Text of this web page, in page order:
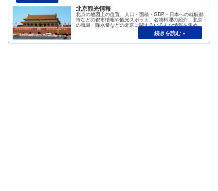
北京観光情報
北京の地図上の位置、人口・面積・GDP・日本への就航都
市などの都市情報や観光スポット、名物料理の紹介、北京
の気温・降水量などの北京に関するいろんな情報を集めて